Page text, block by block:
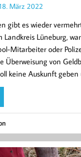
März 2022
gibt es wieder
Landkreis Lüneburg,
Mitarbeiter oder
Überweisung von
keine Auskunft